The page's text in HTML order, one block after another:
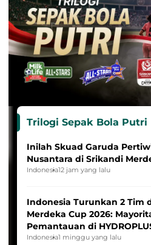
Trilogi Sepak Bola Putri
Inilah Skuad Garuda
Nusantara di Srikandi
Indonesia12 jam yang lalu
Indonesia Turunkan 2 Tim
Merdeka Cup 2026:
Pemantauan di
League
Indonesia1 minggu yang lalu